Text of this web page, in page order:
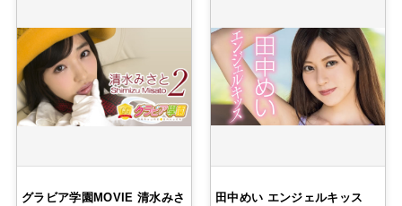
グラビア学園MOVIE 清水みさ
田中めい エンジェルキッス